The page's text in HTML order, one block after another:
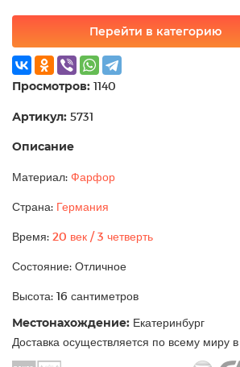
Перейти в категорию
Просмотров: 1140
Артикул: 5731
Описание
Материал: Фарфор
Страна: Германия
Время: 20 век / 3 четверть
Состояние: Отличное
Высота: 16 сантиметров
Местонахождение: Екатеринбург
Доставка осуществляется по всему миру